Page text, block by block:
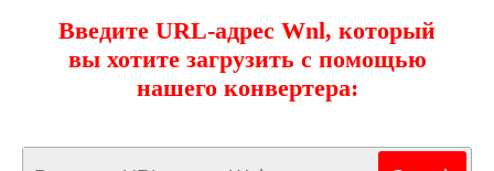
Введите URL-адрес Wnl, который
вы хотите загрузить с помощью
нашего конвертера: